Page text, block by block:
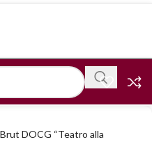
DOCG “Teatro alla